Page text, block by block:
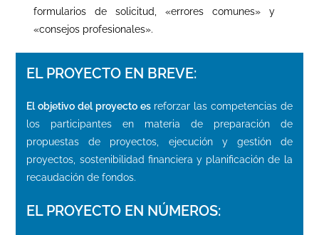
formularios de solicitud, «errores comunes» y
«consejos profesionales».
EL PROYECTO EN BREVE:
El objetivo del proyecto es reforzar las competencias de
los participantes en materia de preparación de
propuestas de proyectos, ejecución y gestión de
proyectos, sostenibilidad financiera y planificación de la
recaudación de fondos.
EL PROYECTO EN NÚMEROS: